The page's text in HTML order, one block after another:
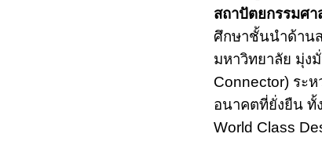
สถาปัตยกรรมศ
ศึกษาชั้นนำด้าน
มหาวิทยาลัย มุ่ง
Connector) ระ
อนาคตที่ยั่งยืน ทั้
World Class